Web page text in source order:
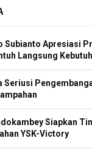
Subianto Apresiasi
Langsung
Seriusi
Siapkan
YSK-Victory